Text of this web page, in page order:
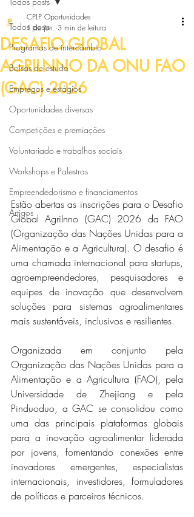
Todos posts
Programas de intercâmbio
Bolsas de estudo
Empregos e estágios
Oportunidades diversas
Competições e premiações
Voluntariado e trabalhos sociais
Workshops e Palestras
Empreendedorismo e financiamentos
Artigos
DESAFIO GLOBAL
AGRILNNO DA ONU FAO
(GAC) 2026
CPLP Oportunidades
1 de jun. 3 min de leitura
Estão abertas as inscrições para o Desafio
Global AgriInno (GAC) 2026 da FAO
(Organização das Nações Unidas para a
Alimentação e a Agricultura). O desafio é
uma chamada internacional para startups,
agroempreendedores, pesquisadores e
equipes de inovação que desenvolvem
soluções para sistemas agroalimentares
mais sustentáveis, inclusivos e resilientes.
Organizada em conjunto pela
Organização das Nações Unidas para a
Alimentação e a Agricultura (FAO), pela
Universidade de Zhejiang e pela
Pinduoduo, a GAC ​​se consolidou como
uma das principais plataformas globais
para a inovação agroalimentar liderada
por jovens, fomentando conexões entre
inovadores emergentes, especialistas
internacionais, investidores, formuladores
de políticas e parceiros técnicos.